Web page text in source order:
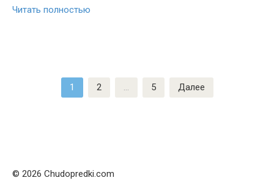
Читать полностью
1 2 … 5 Далее
© 2026 Chudopredki.com